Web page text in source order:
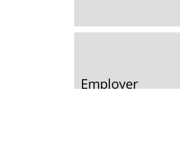
Employer